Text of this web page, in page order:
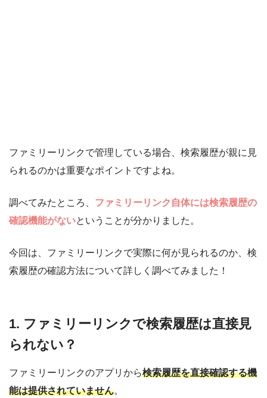
ファミリーリンクで管理している場合、検索履歴が親に見
られるのかは重要なポイントですよね。
調べてみたところ、 ファミリーリンク自体には検索履歴の
確認機能がないということが分かりました。
今回は、ファミリーリンクで実際に何が見られるのか、検
索履歴の確認方法について詳しく調べてみました！
1. ファミリーリンクで検索履歴は直接見
られない？
ファミリーリンクのアプリから検索履歴を直接確認する機
能は提供されていません。